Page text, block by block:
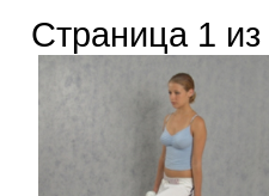
Страница 1 из